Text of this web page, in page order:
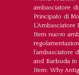
ambasciatore
Principato di
Item nuovo
l’ambasciatore
and Barbuda
Item: Why